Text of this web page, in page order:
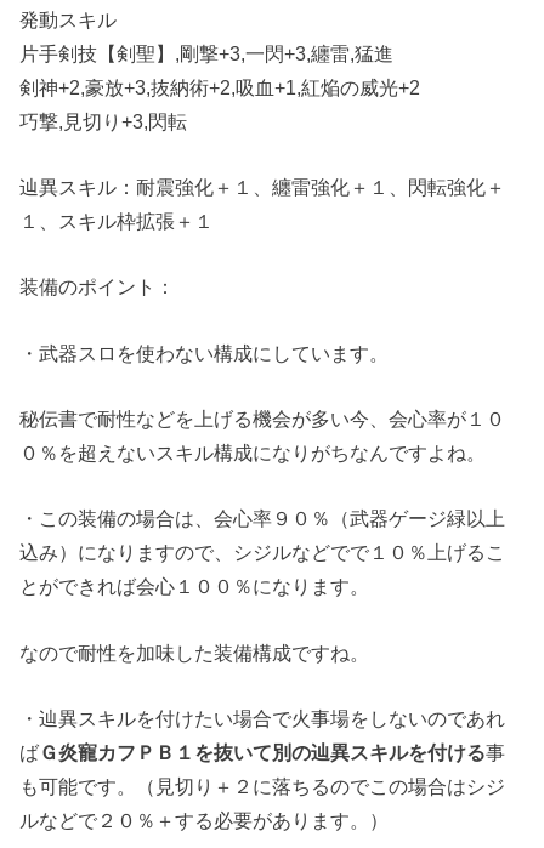
発動スキル
片手剣技【剣聖】,剛撃+3,一閃+3,纏雷,猛進
剣神+2,豪放+3,抜納術+2,吸血+1,紅焔の威光+2
巧撃,見切り+3,閃転
辿異スキル：耐震強化＋１、纏雷強化＋１、閃転強化＋
１、スキル枠拡張＋１
装備のポイント：
・武器スロを使わない構成にしています。
秘伝書で耐性などを上げる機会が多い今、会心率が１０
０％を超えないスキル構成になりがちなんですよね。
・この装備の場合は、会心率９０％（武器ゲージ緑以上
込み）になりますので、シジルなどでで１０％上げるこ
とができれば会心１００％になります。
なので耐性を加味した装備構成ですね。
・辿異スキルを付けたい場合で火事場をしないのであれ
ばＧ炎寵カフＰＢ１を抜いて別の辿異スキルを付ける事
も可能です。（見切り＋２に落ちるのでこの場合はシジ
ルなどで２０％＋する必要があります。）